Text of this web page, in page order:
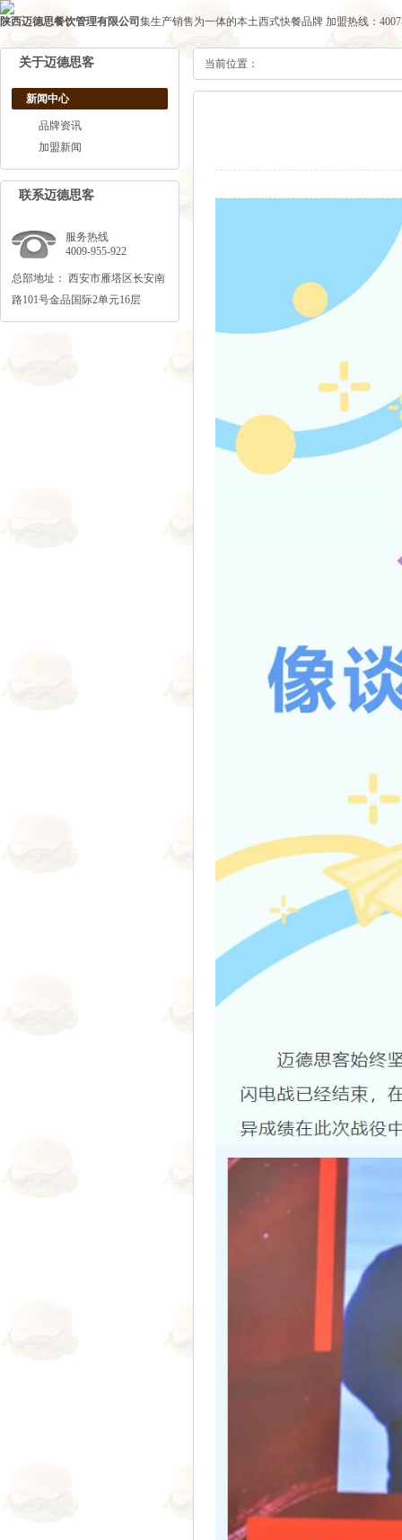
陕西迈德思餐饮管理有限公司 集生产销售为一体的本土西式快餐品牌 加盟热线：
关于迈德思客
新闻中心
品牌资讯
加盟新闻
联系迈德思客
服务热线
4009-955-922
总部地址： 西安市雁塔区长安南
路101号金品国际2单元16层
当前位置：